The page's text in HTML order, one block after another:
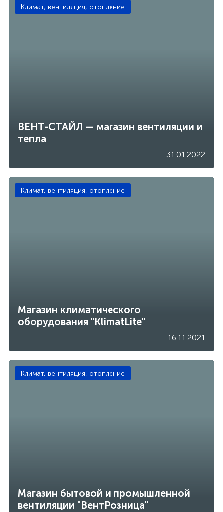
ВЕНТ-СТАЙЛ — магазин вентиляции и
тепла
31.01.2022
Климат, вентиляция, отопление
Магазин климатического
оборудования "KlimatLite"
16.11.2021
Климат, вентиляция, отопление
Магазин бытовой и промышленной
вентиляции "ВентРозница"
Климат, вентиляция, отопление